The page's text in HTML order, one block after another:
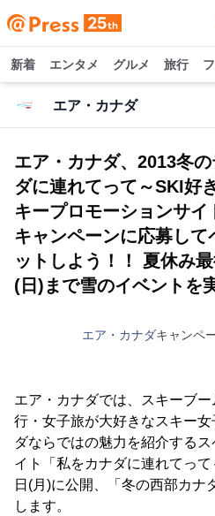
新着 エンタメ グルメ 旅行
エア・カナダ
エア・カナダ、2013冬
ダに連れてって～SKI
キープロモーションサ
キャンペーンに応募し
ットしよう！！ 夏休み
(日)まで雪のイベントを
エア・カナダキャンペ
エア・カナダでは、スキーブ
行・女子旅が大好きなスキー
ダならではの魅力を紹介する
イト「私をカナダに連れてっ
日(月)に公開、「冬の西部カナ
します。